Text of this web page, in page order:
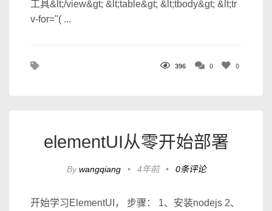
工具&lt;/view&gt; &lt;table&gt; &lt;tbody&gt; &lt;tr
v-for="( ...
396 0 0
elementUI从零开始部署
Bywangqiang • 4年前 • 0条评论
开始学习ElementUI， 步骤： 1、安装nodejs 2、